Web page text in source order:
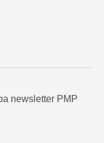
newsletter PMP